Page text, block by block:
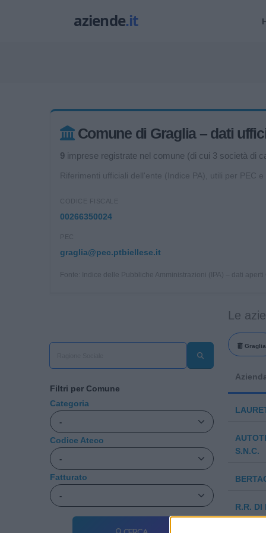
Comune di Graglia – dati
9 imprese registrate nel comune (di cui 3 società di
Riferimenti ufficiali dell'ente (Indice PA), utili per PEC
CODICE FISCALE
00266350024
PEC
graglia@pec.ptbiellese.it
Fonte: Indice delle Pubbliche Amministrazioni (IPA) – dati aperti
Filtri per Comune
Categoria
Codice Ateco
Fatturato
Cerca
Le
Graglia
S.N.C.
R.R. DI
C.SAS